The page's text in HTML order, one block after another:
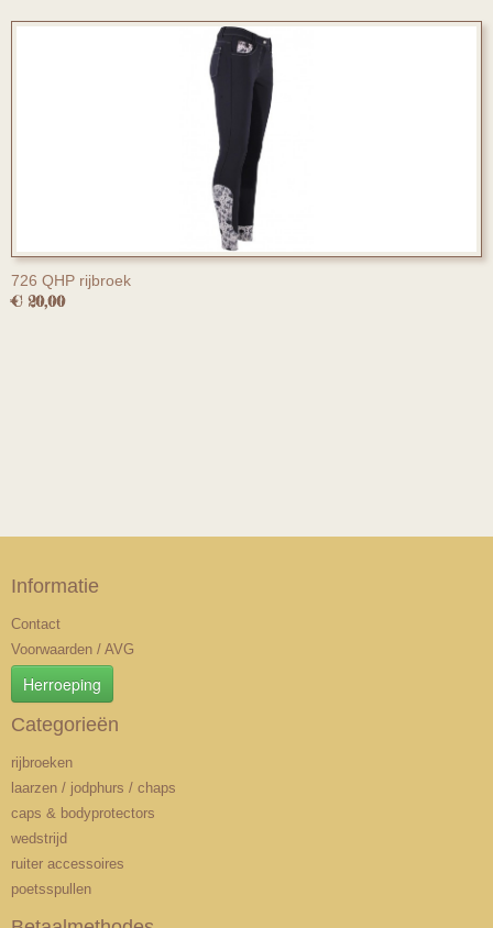
726 QHP rijbroek
€ 20,00
Informatie
Contact
Voorwaarden / AVG
Herroeping
Categorieën
rijbroeken
laarzen / jodphurs / chaps
caps & bodyprotectors
wedstrijd
ruiter accessoires
poetsspullen